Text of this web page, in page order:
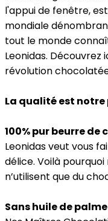
l'appui de fenêtre,
mondiale
tout le monde
Leonidas.
révolution
La qualité est
100% pur beurre de
Leonidas veut vous
délice. Voilà
n’utilisent que du
Sans huile de palme